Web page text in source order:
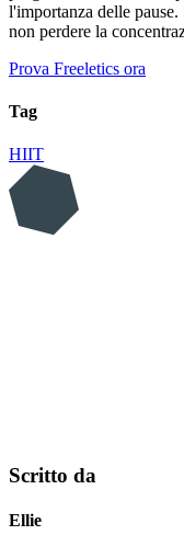
l'importanza delle
non perdere la
Prova Freeletics ora
Tag
HIIT
Scritto da
Ellie